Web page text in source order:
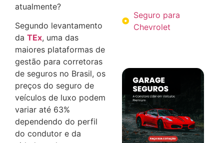
atualmente?
Segundo levantamento
da TEx, uma das
maiores plataformas de
gestão para corretoras
de seguros no Brasil, os
preços do seguro de
veículos de luxo podem
variar até 63%
dependendo do perfil
do condutor e da
Seguro para
Chevrolet